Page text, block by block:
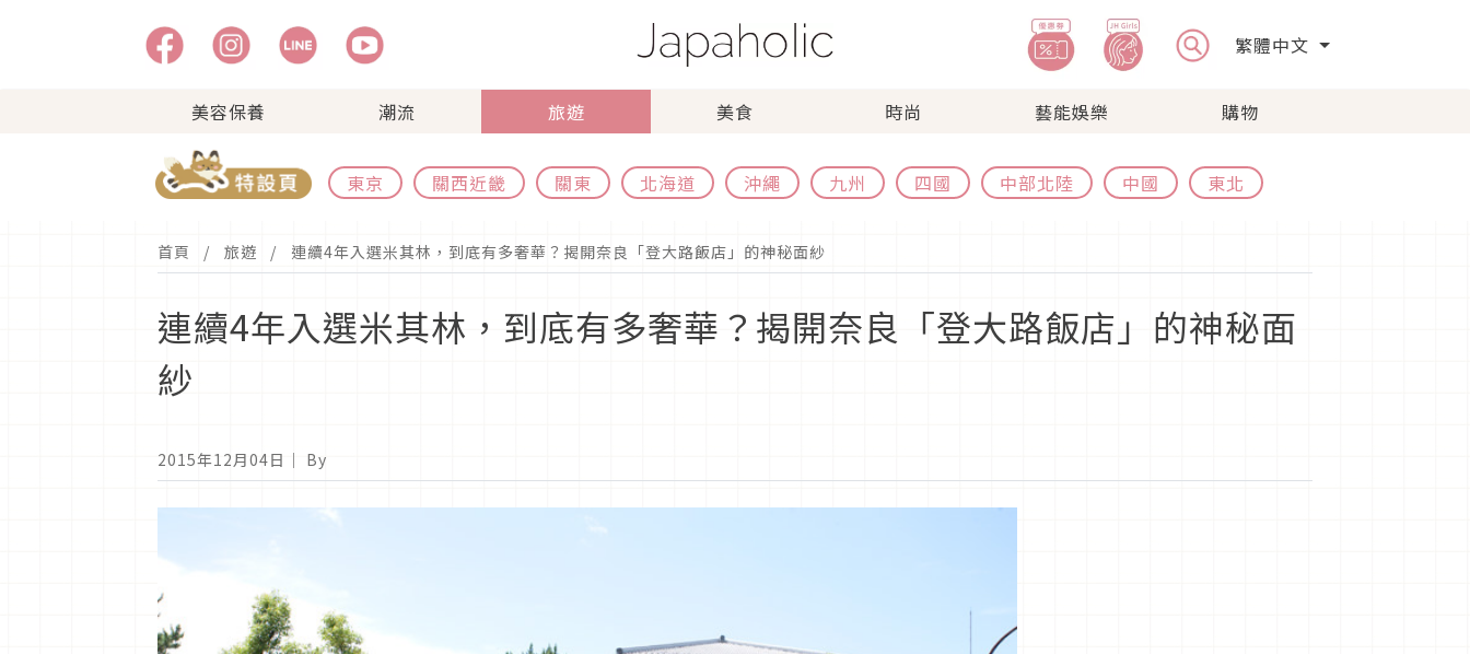
繁體中文
美容保養 潮流 旅遊 美食 時尚 藝能娛樂 購物
東京 關西近畿 關東 北海道 沖繩 九州 四國 中部北陸 中國 東北
首頁 旅遊 連續4年入選米其林，到底有多奢華？揭開奈良「登大路飯店」的神秘面紗
連續4年入選米其林，到底有多奢華？揭開奈良「登大路飯店」的神秘面
紗
2015年12月04日 ｜ By